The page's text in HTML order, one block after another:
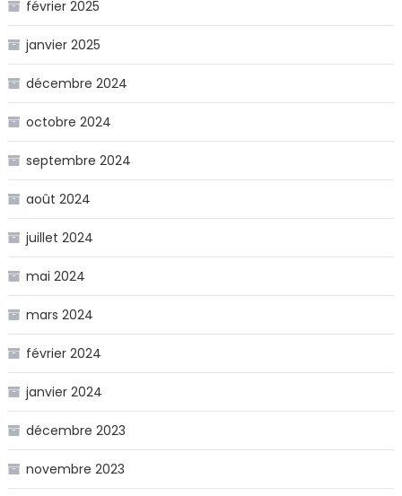
février 2025
janvier 2025
décembre 2024
octobre 2024
septembre 2024
août 2024
juillet 2024
mai 2024
mars 2024
février 2024
janvier 2024
décembre 2023
novembre 2023